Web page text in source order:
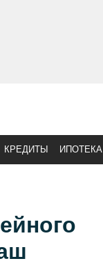
КРЕДИТЫ ИПОТЕКА